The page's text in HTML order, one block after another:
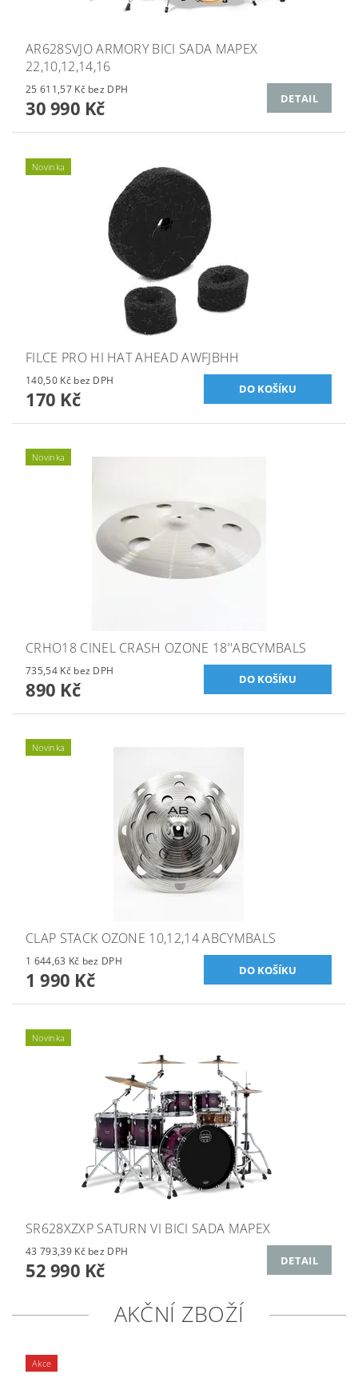
AR628SVJO ARMORY BICI SADA MAPEX
22,10,12,14,16
25 611,57 Kč bez DPH
30 990 Kč DETAIL
Novinka
FILCE PRO HI HAT AHEAD AWFJBHH
140,50 Kč bez DPH
170 Kč
Novinka
CRHO18 CINEL CRASH OZONE 18''ABCYMBALS
735,54 Kč bez DPH
890 Kč
Novinka
CLAP STACK OZONE 10,12,14 ABCYMBALS
1 644,63 Kč bez DPH
1 990 Kč
Novinka
SR628XZXP SATURN VI BICI SADA MAPEX
43 793,39 Kč bez DPH
52 990 Kč DETAIL
AKČNÍ ZBOŽÍ
Akce